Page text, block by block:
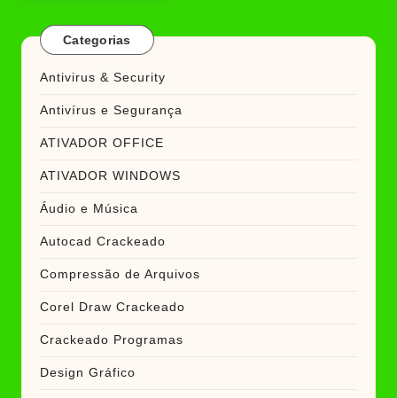
Categorias
Antivirus & Security
Antivírus e Segurança
ATIVADOR OFFICE
ATIVADOR WINDOWS
Áudio e Música
Autocad Crackeado
Compressão de Arquivos
Corel Draw Crackeado
Crackeado Programas
Design Gráfico